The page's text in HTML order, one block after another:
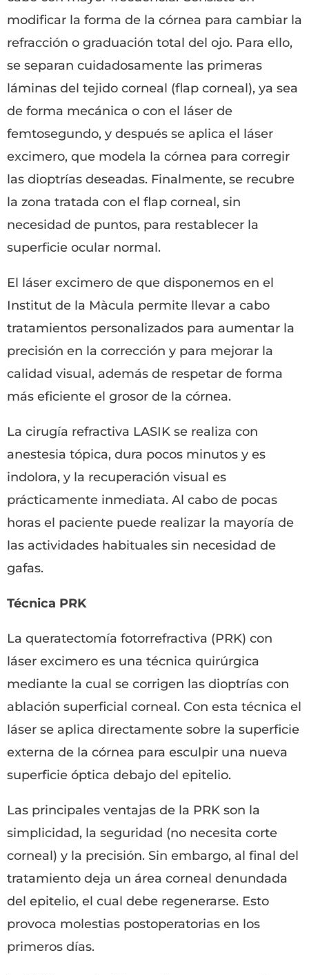
modificar la forma de la córnea para cambiar la
refracción o graduación total del ojo. Para ello,
se separan cuidadosamente las primeras
láminas del tejido corneal (flap corneal), ya sea
de forma mecánica o con el láser de
femtosegundo, y después se aplica el láser
excimero, que modela la córnea para corregir
las dioptrías deseadas. Finalmente, se recubre
la zona tratada con el flap corneal, sin
necesidad de puntos, para restablecer la
superficie ocular normal.
El láser excimero de que disponemos en el
Institut de la Màcula permite llevar a cabo
tratamientos personalizados para aumentar la
precisión en la corrección y para mejorar la
calidad visual, además de respetar de forma
más eficiente el grosor de la córnea.
La cirugía refractiva LASIK se realiza con
anestesia tópica, dura pocos minutos y es
indolora, y la recuperación visual es
prácticamente inmediata. Al cabo de pocas
horas el paciente puede realizar la mayoría de
las actividades habituales sin necesidad de
gafas.
Técnica PRK
La queratectomía fotorrefractiva (PRK) con
láser excimero es una técnica quirúrgica
mediante la cual se corrigen las dioptrías con
ablación superficial corneal. Con esta técnica el
láser se aplica directamente sobre la superficie
externa de la córnea para esculpir una nueva
superficie óptica debajo del epitelio.
Las principales ventajas de la PRK son la
simplicidad, la seguridad (no necesita corte
corneal) y la precisión. Sin embargo, al final del
tratamiento deja un área corneal denundada
del epitelio, el cual debe regenerarse. Esto
provoca molestias postoperatorias en los
primeros días.